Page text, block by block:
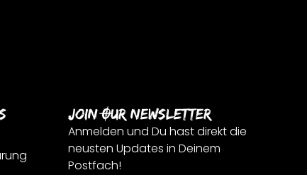
Join Our Newsletter
Anmelden und Du hast direkt die
neusten Updates in Deinem
Postfach!